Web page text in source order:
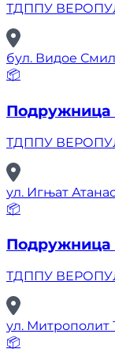
ТДППУ
бул. Видое
📦
Подружница
ТДППУ
ул. Игњат
📦
Подружница
ТДППУ
ул. Митрополит
📦